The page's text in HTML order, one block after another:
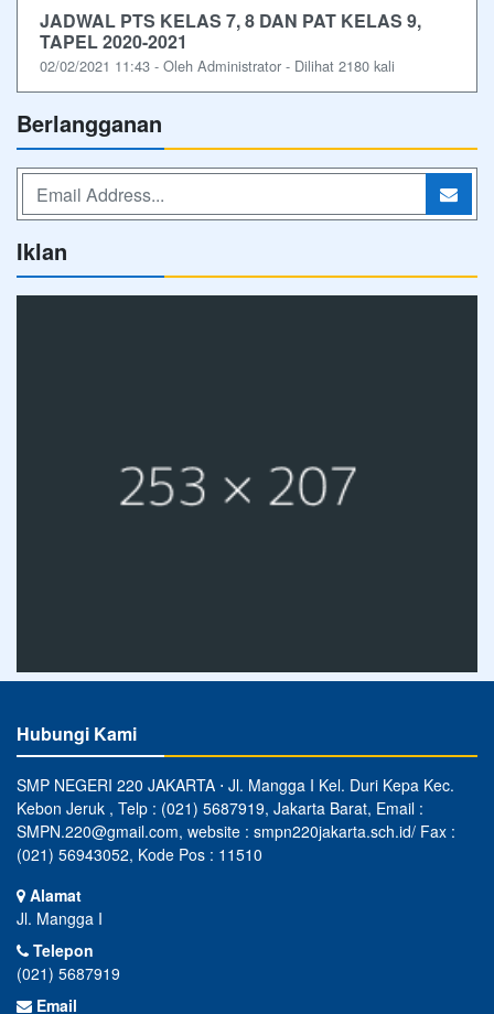
JADWAL PTS KELAS 7, 8 DAN PAT KELAS 9,
TAPEL 2020-2021
02/02/2021 11:43 - Oleh Administrator - Dilihat 2180 kali
Berlangganan
Iklan
Hubungi Kami
SMP NEGERI 220 JAKARTA ⋅ Jl. Mangga I Kel. Duri Kepa Kec.
Kebon Jeruk , Telp : (021) 5687919, Jakarta Barat, Email :
SMPN.220@gmail.com, website : smpn220jakarta.sch.id/ Fax :
(021) 56943052, Kode Pos : 11510
Alamat
Jl. Mangga I
Telepon
(021) 5687919
Email